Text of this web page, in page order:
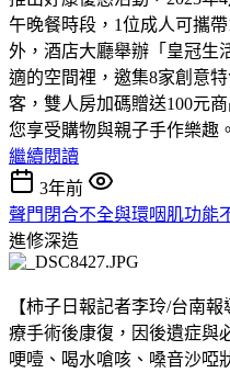
午晚餐時段，1位成人可攜
外，酒店大廳舉辦「皇冠生
適的空間裡，邀集8家創意
客，雙人房加碼贈送100元
您享受購物與親子手作樂趣。
繼續閱讀
3年前
聲門閉合不全與環咽肌功能
進修深造
【柿子日報記者李玲/台南
療手術後康復，因後遺症與
哽噎、喝水嗆咳、嗓音沙啞